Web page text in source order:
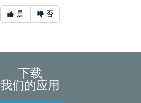
是 否
下载
我们的应用